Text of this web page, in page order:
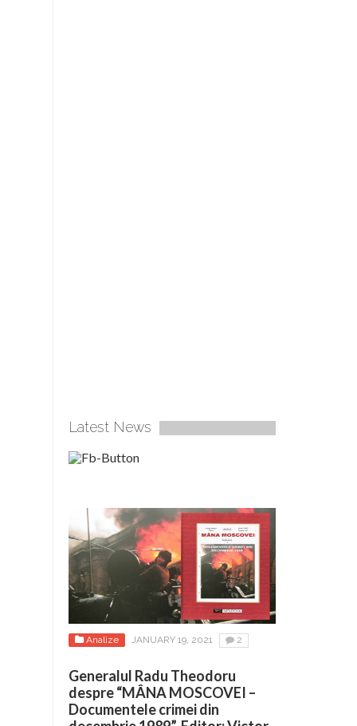
Latest News
Analize JANUARY 19, 2021 2
Generalul Radu Theodoru
despre “MÂNA MOSCOVEI –
Documentele crimei din